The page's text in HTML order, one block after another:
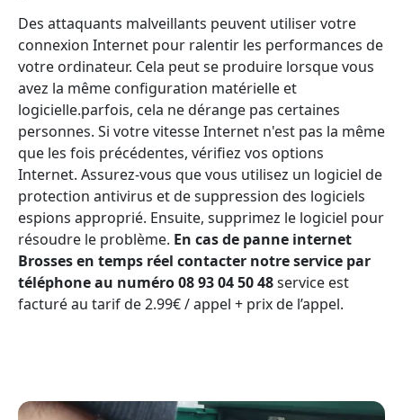
Des attaquants malveillants peuvent utiliser votre
connexion Internet pour ralentir les performances de
votre ordinateur. Cela peut se produire lorsque vous
avez la même configuration matérielle et
logicielle.parfois, cela ne dérange pas certaines
personnes. Si votre vitesse Internet n'est pas la même
que les fois précédentes, vérifiez vos options
Internet. Assurez-vous que vous utilisez un logiciel de
protection antivirus et de suppression des logiciels
espions approprié. Ensuite, supprimez le logiciel pour
résoudre le problème. En cas de panne internet
Brosses en temps réel contacter notre service par
téléphone au numéro 08 93 04 50 48service est
facturé au tarif de 2.99€ / appel + prix de l’appel.